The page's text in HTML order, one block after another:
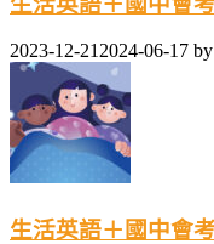
2023-12-21 2024-06-17 by
生活英語＋國中會